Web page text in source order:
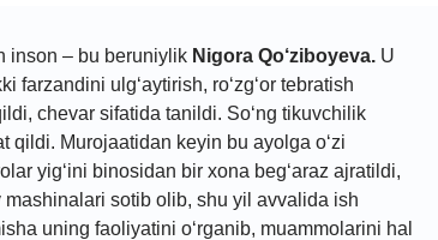
inson – bu beruniylik Nigora Qo‘ziboyeva. U
farzandini ulg‘aytirish, ro‘zg‘or tebratish
chevar sifatida tanildi. So‘ng tikuvchilik
qildi. Murojaatidan keyin bu ayolga o‘zi
yig‘ini binosidan bir xona beg‘araz ajratildi,
sotib olib, shu yil avvalida ish
uning faoliyatini o‘rganib, muammolarini hal